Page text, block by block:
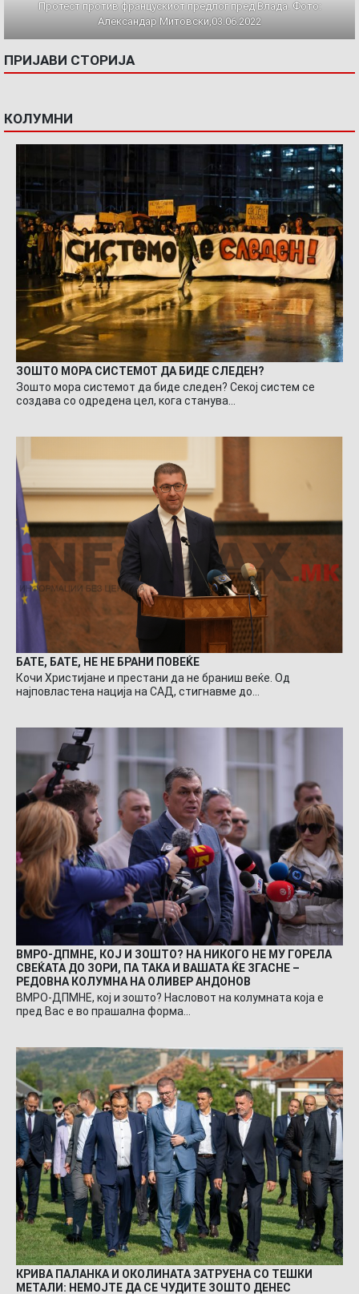
Протест против францускиот предлог пред Влада. Фото:
Александар Митовски,03.06.2022
ПРИЈАВИ СТОРИЈА
КОЛУМНИ
ЗОШТО МОРА СИСТЕМОТ ДА БИДЕ СЛЕДЕН?
Зошто мора системот да биде следен? Секој систем се
создава со одредена цел, кога станува…
БАТЕ, БАТЕ, НЕ НЕ БРАНИ ПОВЕЌЕ
Кочи Христијане и престани да не браниш веќе. Од
најповластена нација на САД, стигнавме до…
ВМРО-ДПМНЕ, КОЈ И ЗОШТО? НА НИКОГО НЕ МУ ГОРЕЛА
СВЕЌАТА ДО ЗОРИ, ПА ТАКА И ВАШАТА ЌЕ ЗГАСНЕ –
РЕДОВНА КОЛУМНА НА ОЛИВЕР АНДОНОВ
ВМРО-ДПМНЕ, кој и зошто? Насловот на колумната која е
пред Вас е во прашална форма…
КРИВА ПАЛАНКА И ОКОЛИНАТА ЗАТРУЕНА СО ТЕШКИ
МЕТАЛИ: НЕМОЈТЕ ДА СЕ ЧУДИТЕ ЗОШТО ДЕНЕС